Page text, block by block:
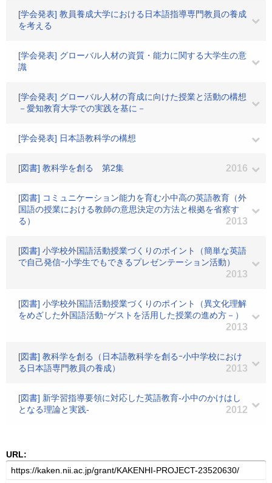
[学会発表] 教員養成大学における日本語指導専門教員の養成
を考える
[学会発表] グローバル人材の資質・能力に関する大学生の意
識
[学会発表] グローバル人材の育成に向けた授業と活動の構想
－愛知教育大学での実践を基に－
[学会発表] 日本語教科学の構想
[図書] 教科学を創る 第2集 2016
[図書] コミュニケーション能力を育む小中高の英語教育（外
国語の授業における教師の意思決定の方法と根拠を省察す
る）
2013
[図書] 小学校外国語活動授業づくりのポイント（簡単な英語
で自己発信ｰ小学生でもできるプレゼンテーション活動）
2013
[図書] 小学校外国語活動授業づくりのポイント（異文化理解
をめざした外国語活動ｰゲストを活用した授業の進め方－）
2013
[図書] 教科学を創る（日本語教科学を創るｰ小中学校におけ
る日本語専門教員の養成）
2013
[図書] 新学習指導要領に対応した英語教育-小中のかけはし
となる理論と実践-
2012
URL: